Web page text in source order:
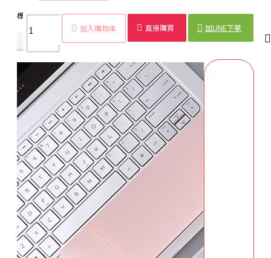
加入購物車 直接購買 加LINE下單
標籤： 磨砂 鉛筆盒 簡約 素色 半透明 多功能 收納盒 分隔
商品詳情 配送時間